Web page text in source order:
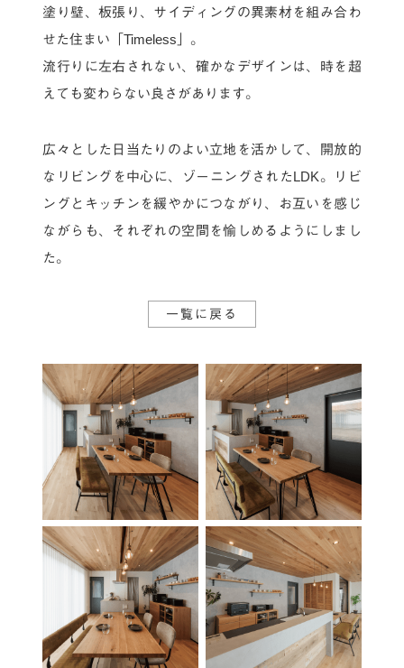
塗り壁、板張り、サイディングの異素材を組み合わ
せた住まい「Timeless」。
流行りに左右されない、確かなデザインは、時を超
えても変わらない良さがあります。
広々とした日当たりのよい立地を活かして、
開放的
なリビングを中心に、ゾーニングされたLDK。
リビ
ングとキッチンを緩やかにつながり、 お互いを感じ
ながらも、それぞれの空間を愉しめるようにしまし
た。
一覧に戻る